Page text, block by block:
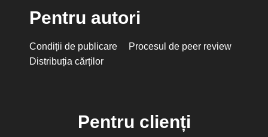
Pentru autori
Condiții de publicare
Procesul de peer review
Distribuția cărților
Pentru clienți